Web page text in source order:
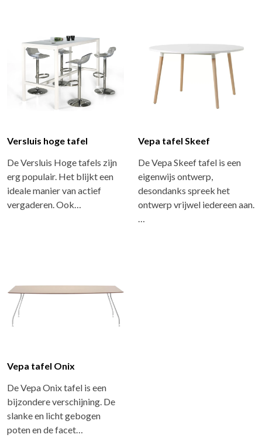
Versluis hoge tafel
De Versluis Hoge tafels zijn
erg populair. Het blijkt een
ideale manier van actief
vergaderen. Ook…
Vepa tafel Skeef
De Vepa Skeef tafel is een
eigenwijs ontwerp,
desondanks spreek het
ontwerp vrijwel iedereen aan.
…
Vepa tafel Onix
De Vepa Onix tafel is een
bijzondere verschijning. De
slanke en licht gebogen
poten en de facet…